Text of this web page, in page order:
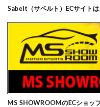
Sabelt（サベルト）ECサイトは
MS SHOWROOMのECショッ